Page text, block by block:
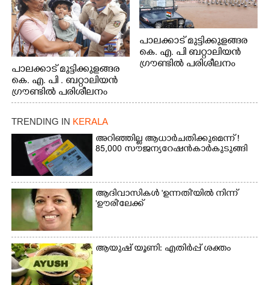
പാലക്കാട് മുട്ടിക്കുളങ്ങര
കെ. എ. പി . ബറ്റാലിയൻ
ഗ്രൗണ്ടിൽ പരിശീലനം
പാലക്കാട് മുട്ടിക്കുളങ്ങര
കെ. എ. പി ബറ്റാലിയൻ
ഗ്രൗണ്ടിൽ പരിശീലനം
TRENDING IN KERALA
അറിഞ്ഞില്ല ആധാർ ചതിക്കുമെന്ന് !
85,000 സൗജന്യ റേഷൻകാർ കുടുങ്ങി
ആദിവാസികൾ 'ഉന്നതി'യിൽ നിന്ന്
'ഊരി'ലേക്ക്
ആയുഷ് യൂണി: എതിർപ്പ് ശക്തം